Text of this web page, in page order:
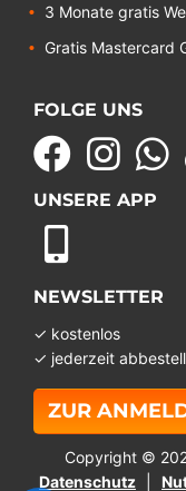
3 Monate gratis
Gratis Mastercard
FOLGE UNS
UNSERE APP
NEWSLETTER
✓ kostenlos
✓ jederzeit
ZUR
Copyright ©
Datenschutz